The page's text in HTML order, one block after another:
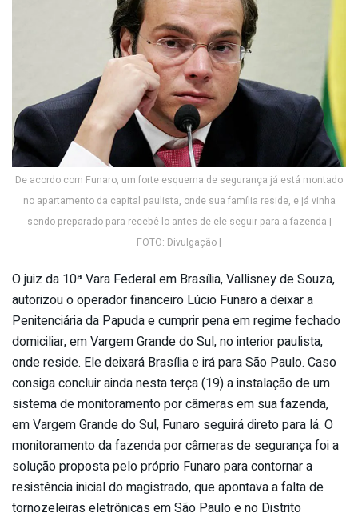
De acordo com Funaro, um forte esquema de segurança já está montado
no apartamento da capital paulista, onde sua família reside, e já vinha
sendo preparado para recebê-lo antes de ele seguir para a fazenda |
FOTO: Divulgação |
O juiz da 10ª Vara Federal em Brasília, Vallisney de Souza,
autorizou o operador financeiro Lúcio Funaro a deixar a
Penitenciária da Papuda e cumprir pena em regime fechado
domiciliar, em Vargem Grande do Sul, no interior paulista,
onde reside. Ele deixará Brasília e irá para São Paulo. Caso
consiga concluir ainda nesta terça (19) a instalação de um
sistema de monitoramento por câmeras em sua fazenda,
em Vargem Grande do Sul, Funaro seguirá direto para lá. O
monitoramento da fazenda por câmeras de segurança foi a
solução proposta pelo próprio Funaro para contornar a
resistência inicial do magistrado, que apontava a falta de
tornozeleiras eletrônicas em São Paulo e no Distrito